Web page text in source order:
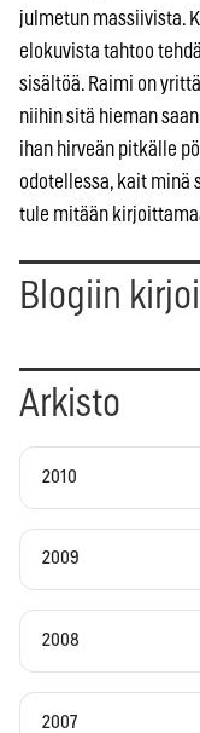
julmetun massiivista.
elokuvista tahtoo
sisältöä. Raimi on
niihin sitä hieman
ihan hirveän pitkälle
odotellessa, kait minä
tule mitään
Blogiin
Arkisto
2010
2009
2008
2007